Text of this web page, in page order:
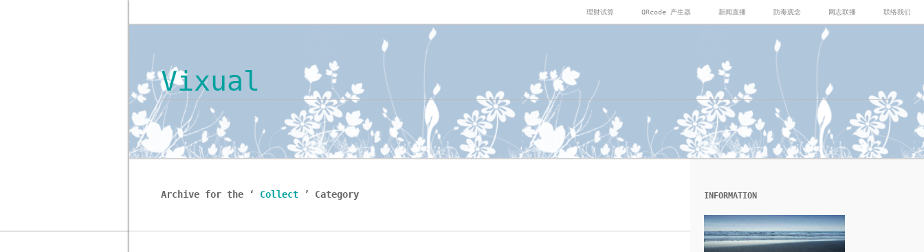
理财试算 QRcode 产生器 新闻直播 防毒观念 网志联播 联络我们
Vixual
Archive for the ‘ Collect ’ Category INFORMATION